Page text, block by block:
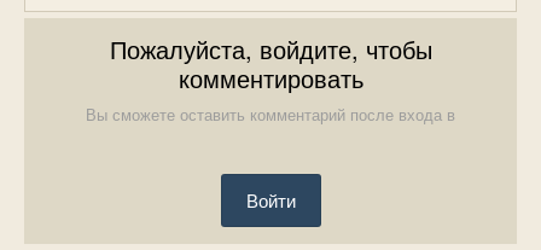
Пожалуйста, войдите, чтобы
комментировать
Вы сможете оставить комментарий после входа в
Войти